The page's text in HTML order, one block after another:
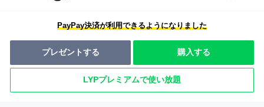
PayPay決済が利用できるようになりました
プレゼントする 購入する
LYPプレミアムで使い放題